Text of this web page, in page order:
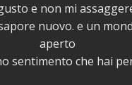
e non mi
nuovo. e un
aperto
sentimento che hai